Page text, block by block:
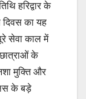
हरिद्वार के
दिवस का यह
सेवा काल में
के
मुक्ति और
के बड़े